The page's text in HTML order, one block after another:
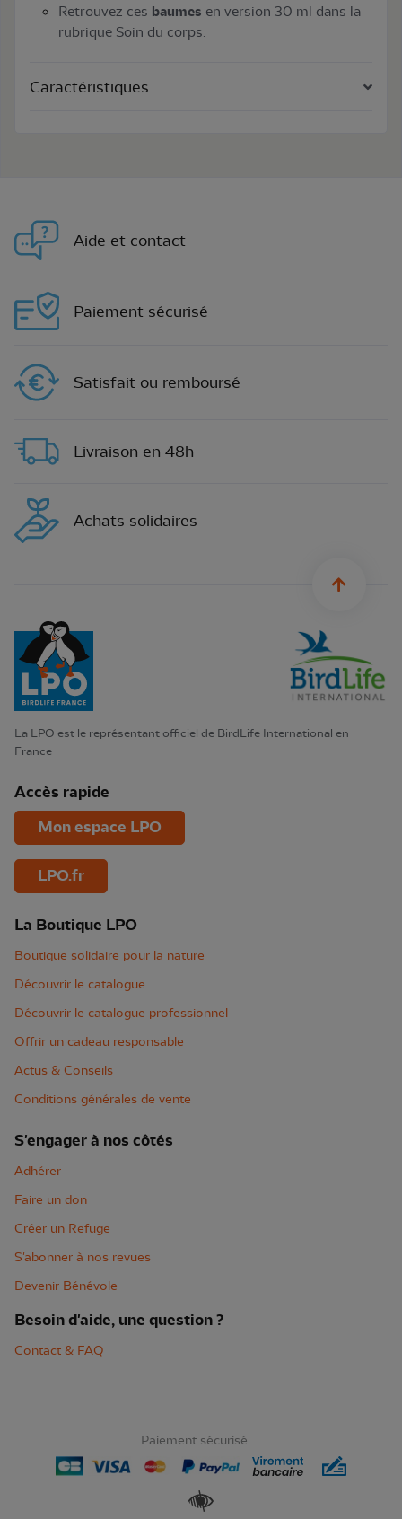
Retrouvez ces baumes en version 30 ml dans la
rubrique Soin du corps.
Caractéristiques
Aide et contact
Paiement sécurisé
Satisfait ou remboursé
Livraison en 48h
Achats solidaires
La LPO est le représentant officiel de BirdLife International en
France
Accès rapide
Mon espace LPO
LPO.fr
La Boutique LPO
Boutique solidaire pour la nature
Découvrir le catalogue
Découvrir le catalogue professionnel
Offrir un cadeau responsable
Actus & Conseils
Conditions générales de vente
S'engager à nos côtés
Adhérer
Faire un don
Créer un Refuge
S'abonner à nos revues
Devenir Bénévole
Besoin d'aide, une question ?
Contact & FAQ
Paiement sécurisé
Renforcer les contrastes